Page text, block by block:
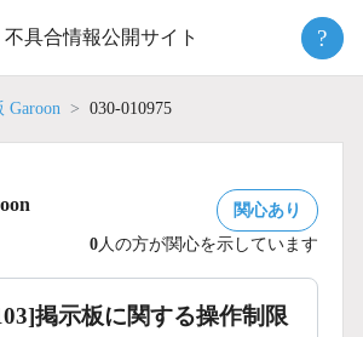
不具合情報公開サイト ?
Garoon 030-010975
関心あり
0 人の方が関心を示しています
掲示板に関する操作制限